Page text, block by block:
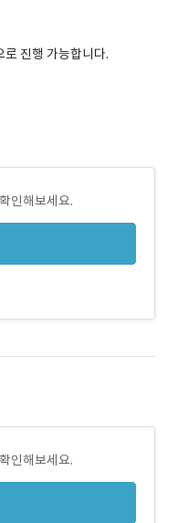
진행 가능합니다.
인해보세요.
인해보세요.